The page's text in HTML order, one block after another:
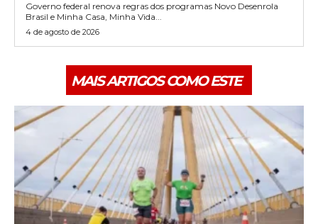
Governo federal renova regras dos programas Novo Desenrola
Brasil e Minha Casa, Minha Vida...
4 de agosto de 2026
MAIS ARTIGOS COMO ESTE